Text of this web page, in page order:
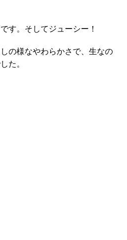
す。そしてジューシー！
の様なやわらかさで、生なの
た。